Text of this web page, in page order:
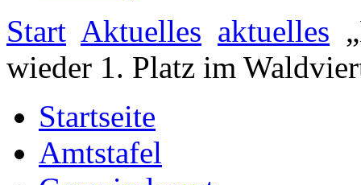
Start Aktuelles aktuelles
wieder 1. Platz im
Startseite
Amtstafel